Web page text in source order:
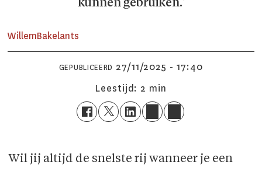
kunnen gebruiken.'
WillemBakelants
GEPUBLICEERD
27/11/2025 - 17:40
Leestijd: 2 min
Wil jij altijd de snelste rij wanneer je een